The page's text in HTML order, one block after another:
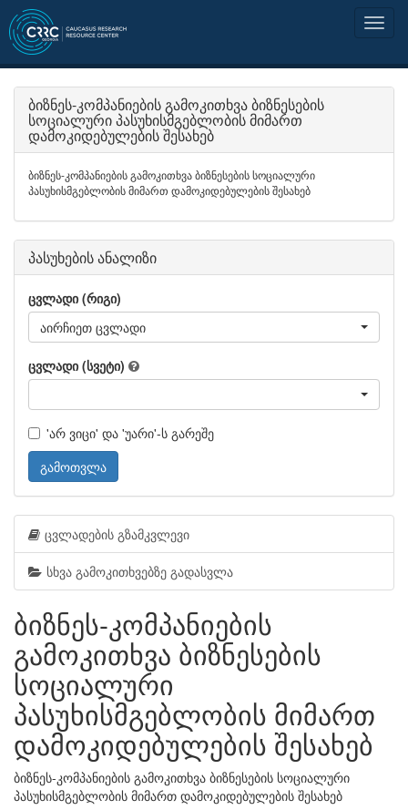
ბიზნეს-კომპანიების გამოკითხვა ბიზნესების
სოციალური პასუხისმგებლობის მიმართ
დამოკიდებულების შესახებ
ბიზნეს-კომპანიების გამოკითხვა ბიზნესების სოციალური
პასუხისმგებლობის მიმართ დამოკიდებულების შესახებ
პასუხების ანალიზი
ცვლადი (რიგი)
აირჩიეთ ცვლადი
ცვლადი (სვეტი)
'არ ვიცი' და 'უარი'-ს გარეშე
გამოთვლა
ცვლადების გზამკვლევი
სხვა გამოკითხვებზე გადასვლა
ბიზნეს-კომპანიების
გამოკითხვა ბიზნესების
სოციალური
პასუხისმგებლობის მიმართ
დამოკიდებულების შესახებ
ბიზნეს-კომპანიების გამოკითხვა ბიზნესების სოციალური
პასუხისმგებლობის მიმართ დამოკიდებულების შესახებ